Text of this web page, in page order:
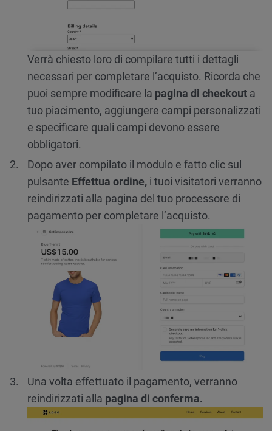
Verrà chiesto loro di compilare tutti i dettagli
necessari per completare l’acquisto. Ricorda che
puoi sempre modificare la pagina di checkout a
tuo piacimento, aggiungere campi personalizzati
e specificare quali campi devono essere
obbligatori.
Dopo aver compilato il modulo e fatto clic sul
pulsante Effettua ordine, i tuoi visitatori verranno
reindirizzati alla pagina del tuo processore di
pagamento per completare l’acquisto.
Una volta effettuato il pagamento, verranno
reindirizzati alla pagina di conferma.